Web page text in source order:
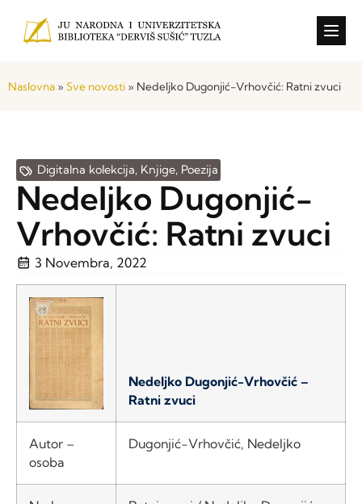
Naslovna » Sve novosti » Nedeljko Dugonjić-Vrhovčić: Ratni zvuci
Digitalna kolekcija, Knjige, Poezija
Nedeljko Dugonjić-
Vrhovčić: Ratni zvuci
3 Novembra, 2022
Nedeljko Dugonjić-Vrhovčić –
Ratni zvuci
Autor –
osoba
Dugonjić-Vrhovčić, Nedeljko